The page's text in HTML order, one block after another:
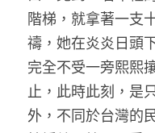
階梯，就拿著一支
禱，她在炎炎日頭
完全不受一旁熙熙
止，此時此刻，是
外，不同於台灣的